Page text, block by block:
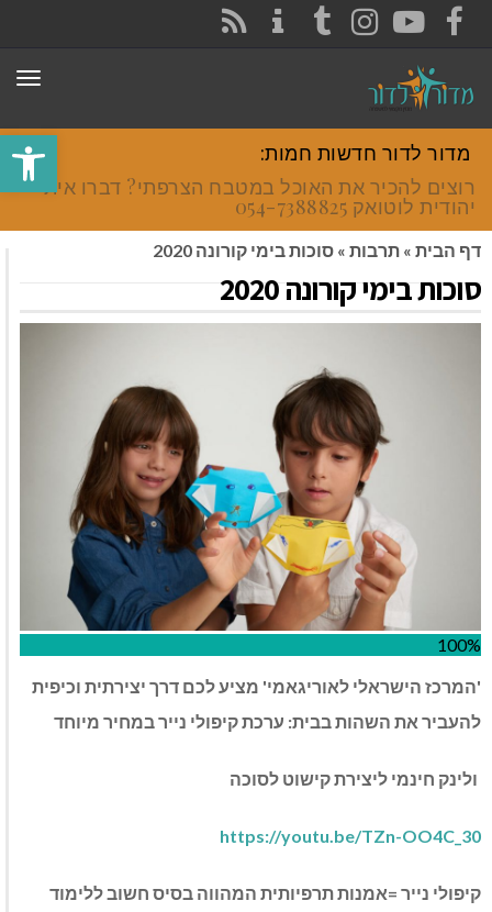
פתח
FACEBOOK
YOUTUBE
INSTAGRAM
TUMBLR
מדור לדור חדשות חמות:
רוצים להכיר את האוכל במטבח הצרפתי? דברו איתי
יהודית לוטואק 054-7388825.
דף הבית » תרבות » סוכות בימי קורונה 2020
סוכות בימי קורונה 2020
100%
'המרכז הישראלי לאוריגאמי' מציע לכם דרך יצירתית וכיפית
להעביר את השהות בבית: ערכת קיפולי נייר במחיר מיוחד
ולינק חינמי ליצירת קישוט לסוכה
https://youtu.be/TZn-OO4C_30
קיפולי נייר =אמנות תרפיותית המהווה בסיס חשוב ללימוד